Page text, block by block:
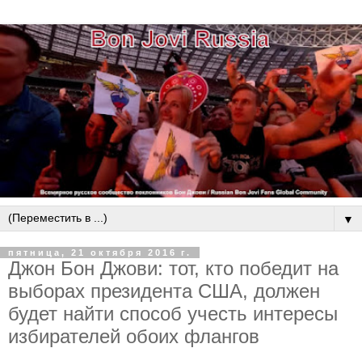
▼
пятница, 21 октября 2016 г.
Джон Бон Джови: тот, кто победит на
выборах президента США, должен
будет найти способ учесть интересы
избирателей обоих флангов